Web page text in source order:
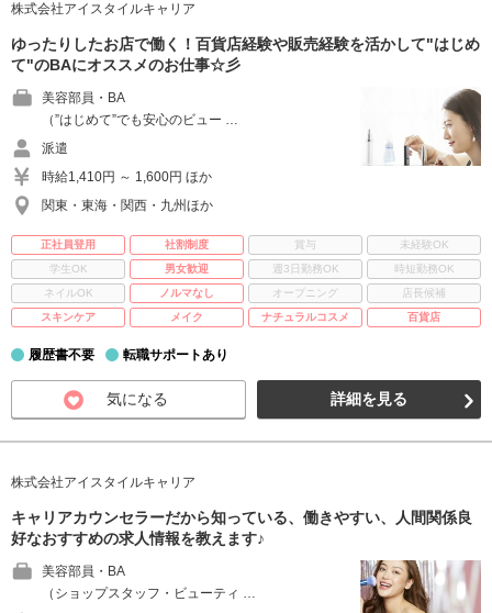
株式会社アイスタイルキャリア
ゆったりしたお店で働く！百貨店経験や販売経験を活かして"はじめ
て"のBAにオススメのお仕事☆彡
美容部員・BA
（”はじめて”でも安心のビュー …
派遣
時給1,410円 ～ 1,600円 ほか
関東・東海・関西・九州ほか
正社員登用 社割制度 賞与
未経験OK
学生OK
男女歓迎 週3日勤務OK
時短勤務OK
ネイルOK
ノルマなし オープニング
店長候補
スキンケア
メイク ナチュラルコスメ 百貨店
履歴書不要 転職サポートあり
気になる 詳細を見る
株式会社アイスタイルキャリア
キャリアカウンセラーだから知っている、働きやすい、人間関係良
好なおすすめの求人情報を教えます♪
美容部員・BA
（ショップスタッフ・ビューティ …